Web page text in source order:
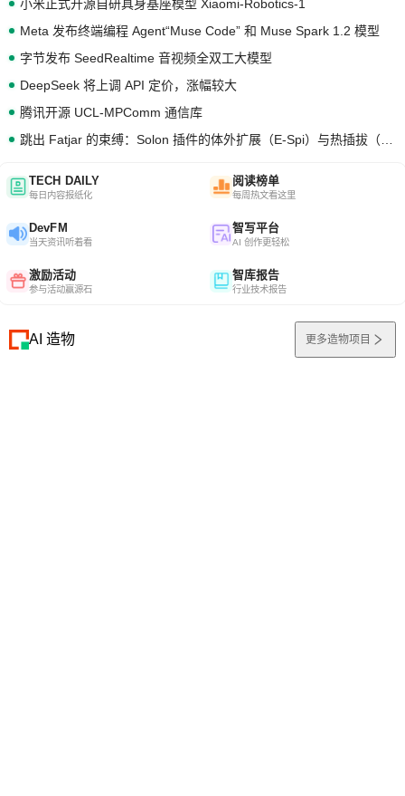
小米正式开源自研具身基座模型 Xiaomi-Robotics-1
Meta 发布终端编程 Agent“Muse Code” 和 Muse Spark 1.2 模型
字节发布 SeedRealtime 音视频全双工大模型
DeepSeek 将上调 API 定价，涨幅较大
腾讯开源 UCL-MPComm 通信库
TECH DAILY
每日内容报纸化
阅读榜单
每周热文看这里
DevFM
当天资讯听着看
智写平台
AI 创作更轻松
激励活动
参与活动赢源石
智库报告
行业技术报告
AI 造物 更多造物项目